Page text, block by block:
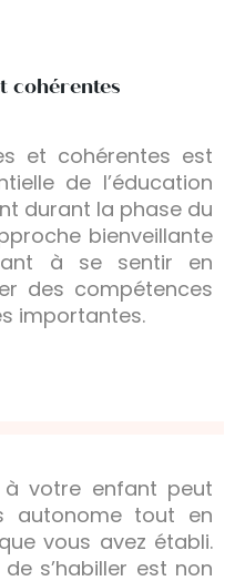
cohérentes
et cohérentes est
de l’éducation
durant la phase du
bienveillante
à se sentir en
des compétences
importantes.
votre enfant peut
autonome tout en
vous avez établi.
s’habiller est non